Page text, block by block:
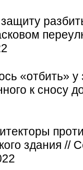
«отбить»
к сносу
здания //